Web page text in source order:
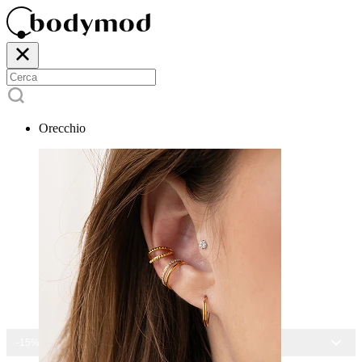
Orecchio
-15% SU TUTTI I GIOIELLI